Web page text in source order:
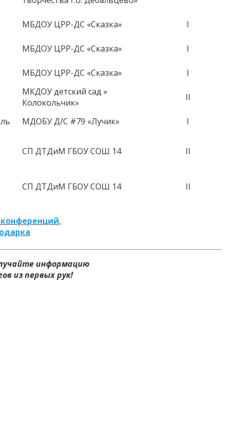
МБДОУ ЦРР-ДС «Сказка» I
МБДОУ ЦРР-ДС «Сказка» I
МБДОУ ЦРР-ДС «Сказка» I
МКДОУ детский сад »
Колокольчик»
II
МДОБУ Д/С #79 «Лучик» I
СП ДТДиМ ГБОУ СОШ 14 II
СП ДТДиМ ГБОУ СОШ 14 II
информацию
из первых рук!